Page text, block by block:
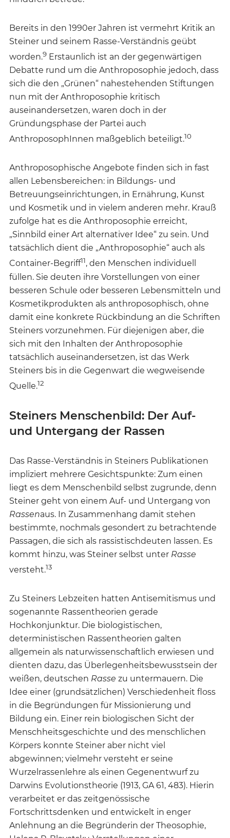
Bereits in den 1990er Jahren ist vermehrt Kritik an
Steiner und seinem Rasse-Verständnis geübt
worden.9 Erstaunlich ist an der gegenwärtigen
Debatte rund um die Anthroposophie jedoch, dass
sich die den „Grünen“ nahestehenden Stiftungen
nun mit der Anthroposophie kritisch
auseinandersetzen, waren doch in der
Gründungsphase der Partei auch
AnthroposophInnen maßgeblich beteiligt.10
Anthroposophische Angebote finden sich in fast
allen Lebensbereichen: in Bildungs- und
Betreuungseinrichtungen, in Ernährung, Kunst
und Kosmetik und in vielem anderen mehr. Krauß
zufolge hat es die Anthroposophie erreicht,
„Sinnbild einer Art alternativer Idee“ zu sein. Und
tatsächlich dient die „Anthroposophie“ auch als
Container-Begriff11, den Menschen individuell
füllen. Sie deuten ihre Vorstellungen von einer
besseren Schule oder besseren Lebensmitteln und
Kosmetikprodukten als anthroposophisch, ohne
damit eine konkrete Rückbindung an die Schriften
Steiners vorzunehmen. Für diejenigen aber, die
sich mit den Inhalten der Anthroposophie
tatsächlich auseinandersetzen, ist das Werk
Steiners bis in die Gegenwart die wegweisende
Quelle.12
Steiners Menschenbild: Der Auf-
und Untergang der Rassen
Das Rasse-Verständnis in Steiners Publikationen
impliziert mehrere Gesichtspunkte: Zum einen
liegt es dem Menschenbild selbst zugrunde, denn
Steiner geht von einem Auf- und Untergang von
Rassenaus. In Zusammenhang damit stehen
bestimmte, nochmals gesondert zu betrachtende
Passagen, die sich als rassistischdeuten lassen. Es
kommt hinzu, was Steiner selbst unter Rasse
versteht.13
Zu Steiners Lebzeiten hatten Antisemitismus und
sogenannte Rassentheorien gerade
Hochkonjunktur. Die biologistischen,
deterministischen Rassentheorien galten
allgemein als naturwissenschaftlich erwiesen und
dienten dazu, das Überlegenheitsbewusstsein der
weißen, deutschen Rasse zu untermauern. Die
Idee einer (grundsätzlichen) Verschiedenheit floss
in die Begründungen für Missionierung und
Bildung ein. Einer rein biologischen Sicht der
Menschheitsgeschichte und des menschlichen
Körpers konnte Steiner aber nicht viel
abgewinnen; vielmehr versteht er seine
Wurzelrassenlehre als einen Gegenentwurf zu
Darwins Evolutionstheorie (1913, GA 61, 483). Hierin
verarbeitet er das zeitgenössische
Fortschrittsdenken und entwickelt in enger
Anlehnung an die Begründerin der Theosophie,